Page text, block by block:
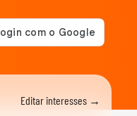
deixa regiões de
York ‘debaixo d’água’
da...
de até 100 Km/h
do Rio...
Editar interesses →